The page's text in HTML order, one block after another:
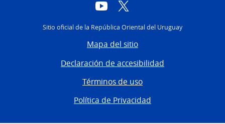
YouTube
Sitio oficial de la República Oriental del Uruguay
Mapa del sitio
Declaración de accesibilidad
Términos de uso
Política de Privacidad